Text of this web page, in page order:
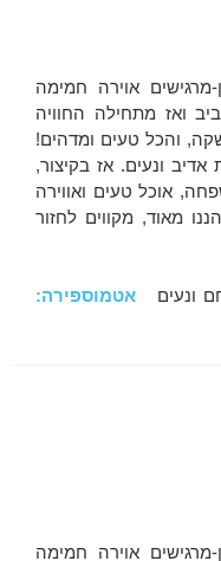
אוירה חמימה
ואז מתחילה החוויה
והכל טעים ומדהים!
אדיב ונעים. אז בקיצור,
אוכל טעים ואווירה
מאוד, מקווים לחזור
ונעים אטמוספירה:
אוירה חמימה